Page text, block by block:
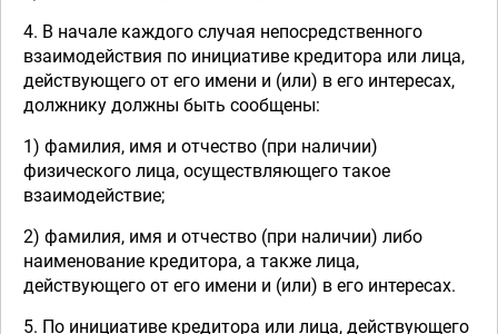
4. В начале каждого случая непосредственного
взаимодействия по инициативе кредитора или лица,
действующего от его имени и (или) в его интересах,
должнику должны быть сообщены:
1) фамилия, имя и отчество (при наличии)
физического лица, осуществляющего такое
взаимодействие;
2) фамилия, имя и отчество (при наличии) либо
наименование кредитора, а также лица,
действующего от его имени и (или) в его интересах.
5. По инициативе кредитора или лица, действующего